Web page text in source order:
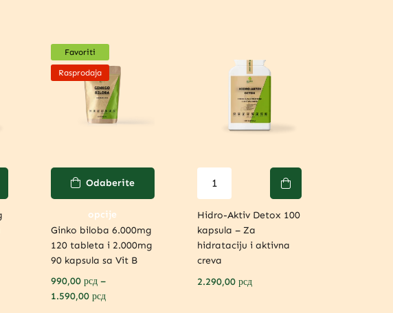
Rasprodaja
Favoriti
Odaberite
opcije
Ginko biloba 6.000mg
120 tableta i 2.000mg
90 kapsula sa Vit B
990,00 рсд –
1.590,00 рсд
Hidro-Aktiv Detox 100
kapsula – Za
hidrataciju i aktivna
creva
2.290,00рсд